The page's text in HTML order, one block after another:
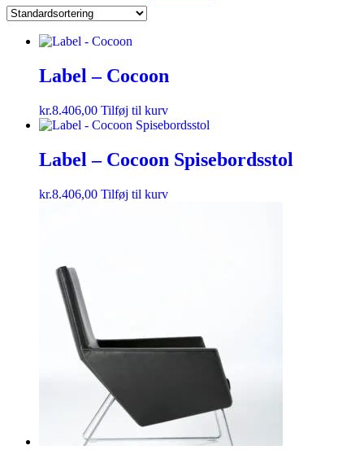
Label – Cocoon
kr.8.406,00 Tilføj til kurv
Label – Cocoon Spisebordsstol
kr.8.406,00 Tilføj til kurv